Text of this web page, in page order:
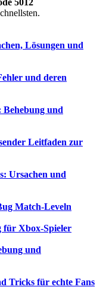
5012
Lösungen und
und deren
und
Leitfaden zur
Ursachen und
Match-Leveln
für Xbox-Spieler
und
Tricks für echte Fans